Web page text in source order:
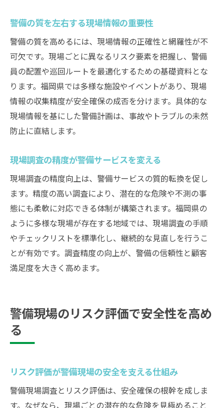
警備計画策定に現場調査が欠かせない理由
現場調査が警備計画の精度向上に貢献する
警備計画の効果を高める調査実践術とは
警備業務の計画化に必須の現場調査活用法
現場ごとの警備課題を見極めるコツ
警備現場ごとの課題を見抜く調査のポイン
ト
警備現場で課題解決に繋がる調査手法
警備業務で直面する課題への対応策を考察
警備現場調査で課題把握が重要な理由
警備課題を現場ごとに分析する実践テクニ
ック
警備業務の効率化を実現する現場調査の秘訣
警備現場調査で業務効率化を図るための工
夫
警備の現場調査が生産性向上に寄与する理
ト
介
警備の質を左右する現場情報の重要性
警備の質を高めるには、現場情報の正確性と網羅性が不
可欠です。現場ごとに異なるリスク要素を把握し、警備
員の配置や巡回ルートを最適化するための基礎資料とな
ります。福岡県では多様な施設やイベントがあり、現場
情報の収集精度が安全確保の成否を分けます。具体的な
現場情報を基にした警備計画は、事故やトラブルの未然
防止に直結します。
現場調査の精度が警備サービスを変える
現場調査の精度向上は、警備サービスの質的転換を促し
ます。精度の高い調査により、潜在的な危険や不測の事
態にも柔軟に対応できる体制が構築されます。福岡県の
ように多様な現場が存在する地域では、現場調査の手順
やチェックリストを標準化し、継続的な見直しを行うこ
とが有効です。調査精度の向上が、警備の信頼性と顧客
満足度を大きく高めます。
警備現場のリスク評価で安全性を高め
る
リスク評価が警備現場の安全を支える仕組み
警備現場調査とリスク評価は、安全確保の根幹を成しま
す。なぜなら、現場ごとの潜在的な危険を見極めること